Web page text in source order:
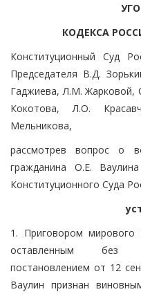
КОДЕКСА
Конституционный Суд
Председателя В.Д.
Гаджиева, Л.М. Жарковой,
Кокотова, Л.О.
Мельникова,
рассмотрев вопрос о
гражданина О.Е.
Конституционного Суда
1. Приговором
оставленным без
постановлением от 12
Ваулин признан